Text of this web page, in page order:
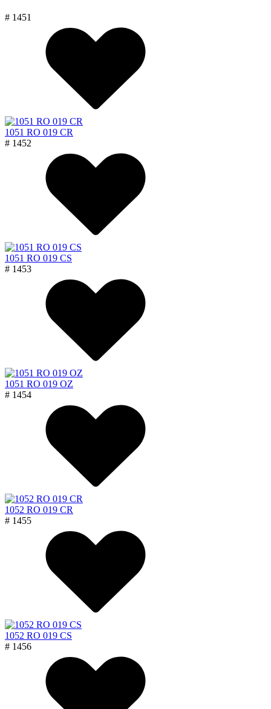
# 1451
1051 RO 019 CR
# 1452
1051 RO 019 CS
# 1453
1051 RO 019 OZ
# 1454
1052 RO 019 CR
# 1455
1052 RO 019 CS
# 1456